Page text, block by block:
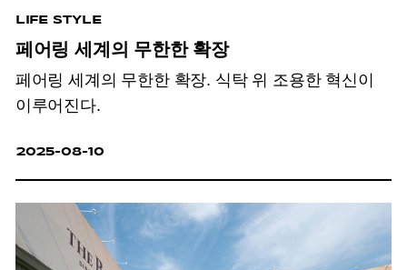
LIFE STYLE
페어링 세계의 무한한 확장
페어링 세계의 무한한 확장. 식탁 위 조용한 혁신이
이루어진다.
2025-08-10